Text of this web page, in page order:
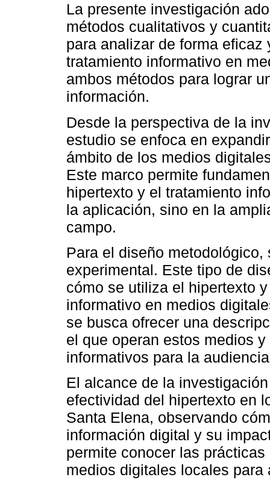
La presente investigación
métodos cualitativos y
para analizar de forma
tratamiento informativo en
ambos métodos para lograr
información.
Desde la perspectiva de la
estudio se enfoca en
ámbito de los medios
Este marco permite
hipertexto y el tratamiento
la aplicación, sino en la
campo.
Para el diseño
experimental. Este tipo de
cómo se utiliza el hipertexto
informativo en medios
se busca ofrecer una
el que operan estos medios
informativos para la
El alcance de la
efectividad del hipertexto en
Santa Elena, observando
información digital y su
permite conocer las
medios digitales locales